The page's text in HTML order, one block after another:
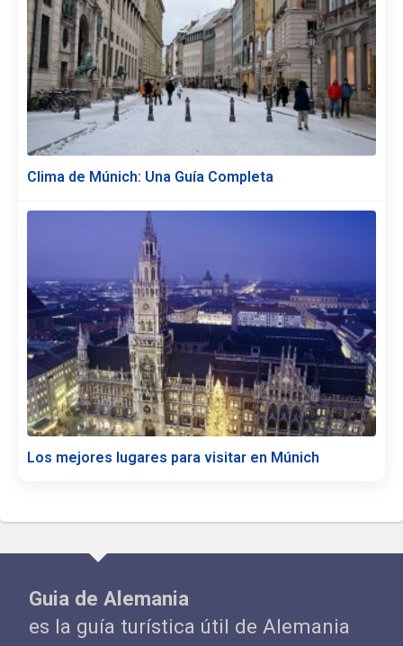
Clima de Múnich: Una Guía Completa
Los mejores lugares para visitar en Múnich
Guia de Alemania
es la guía turística útil de Alemania